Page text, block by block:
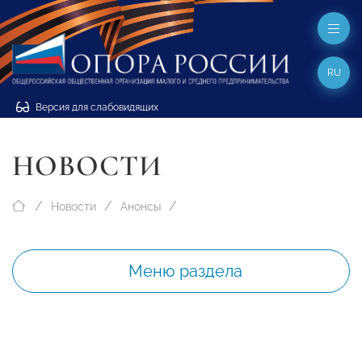
Версия для слабовидящих
RU
НОВОСТИ
Новости Анонсы
Меню раздела